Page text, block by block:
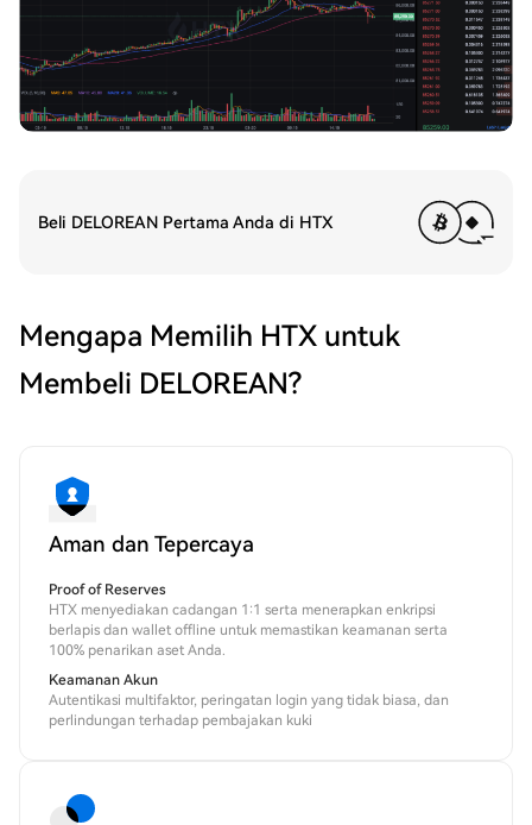
Beli DELOREAN Pertama Anda di HTX
Mengapa Memilih HTX untuk
Membeli DELOREAN?
Aman dan Tepercaya
Proof of Reserves
HTX menyediakan cadangan 1:1 serta menerapkan enkripsi
berlapis dan wallet offline untuk memastikan keamanan serta
100% penarikan aset Anda.
Keamanan Akun
Autentikasi multifaktor, peringatan login yang tidak biasa, dan
perlindungan terhadap pembajakan kuki